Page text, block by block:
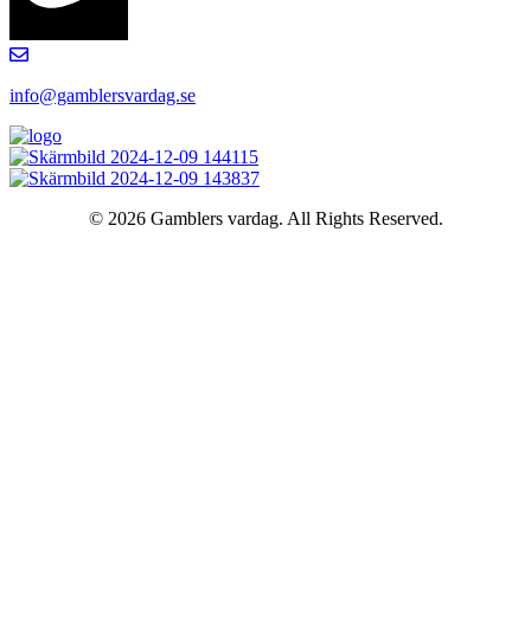
info@gamblersvardag.se
© 2026 Gamblers vardag. All Rights Reserved.